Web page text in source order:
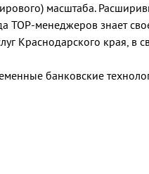
масштаба.
TOP-менеджеров знает
Краснодарского края, в
банковские